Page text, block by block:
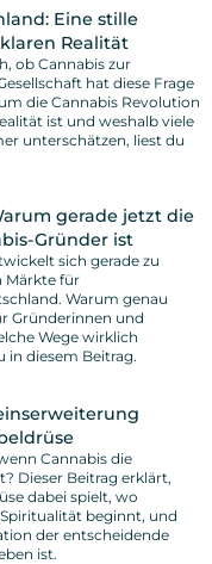
Eine stille
Realität
ob Cannabis zur
hat diese Frage
die Cannabis Revolution
ist und weshalb viele
unterschätzen, liest du
gerade jetzt die
Gründer ist
sich gerade zu
Märkte für
Warum genau
Gründerinnen und
Wege wirklich
in diesem Beitrag.
Cannabis die
Dieser Beitrag erklärt,
dabei spielt, wo
beginnt, und
der entscheidende
ist.